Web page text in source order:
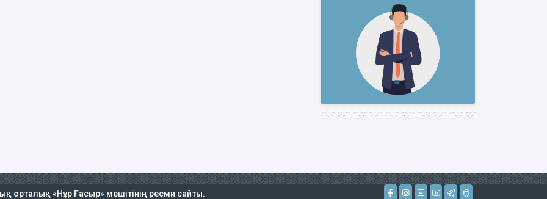
орталық «Нұр Ғасыр» мешітінің ресми сайты.